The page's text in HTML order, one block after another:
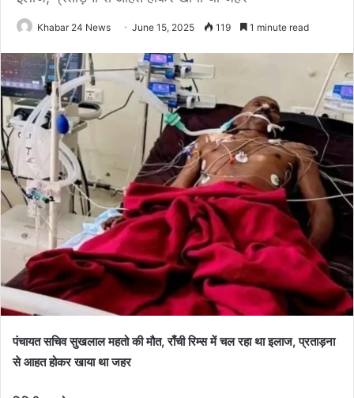
Khabar 24 News June 15, 2025 119 1 minute read
पंचायत सचिव सुखलाल महतो की मौत, राँची रिम्स में चल रहा था इलाज, प्रताड़ना
से आहत होकर खाया था जहर